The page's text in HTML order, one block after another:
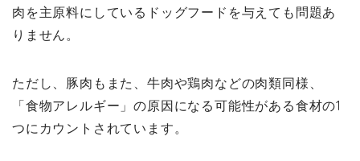
肉を主原料にしているドッグフードを与えても問題あ
りません。
ただし、豚肉もまた、牛肉や鶏肉などの肉類同様、
「食物アレルギー」の原因になる可能性がある食材の1
つにカウントされています。